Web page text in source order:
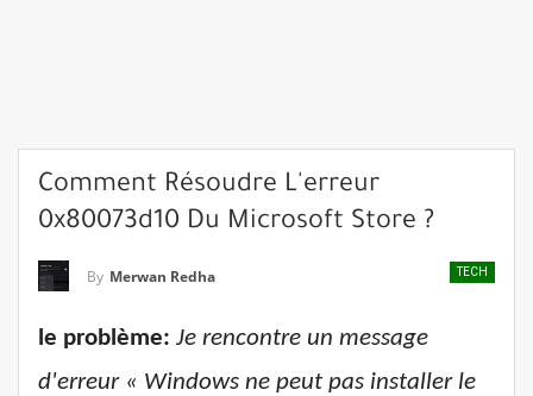
Comment Résoudre L'erreur
0x80073d10 Du Microsoft Store ?
TECH
By Merwan Redha
le problème: Je rencontre un message
d'erreur « Windows ne peut pas installer le